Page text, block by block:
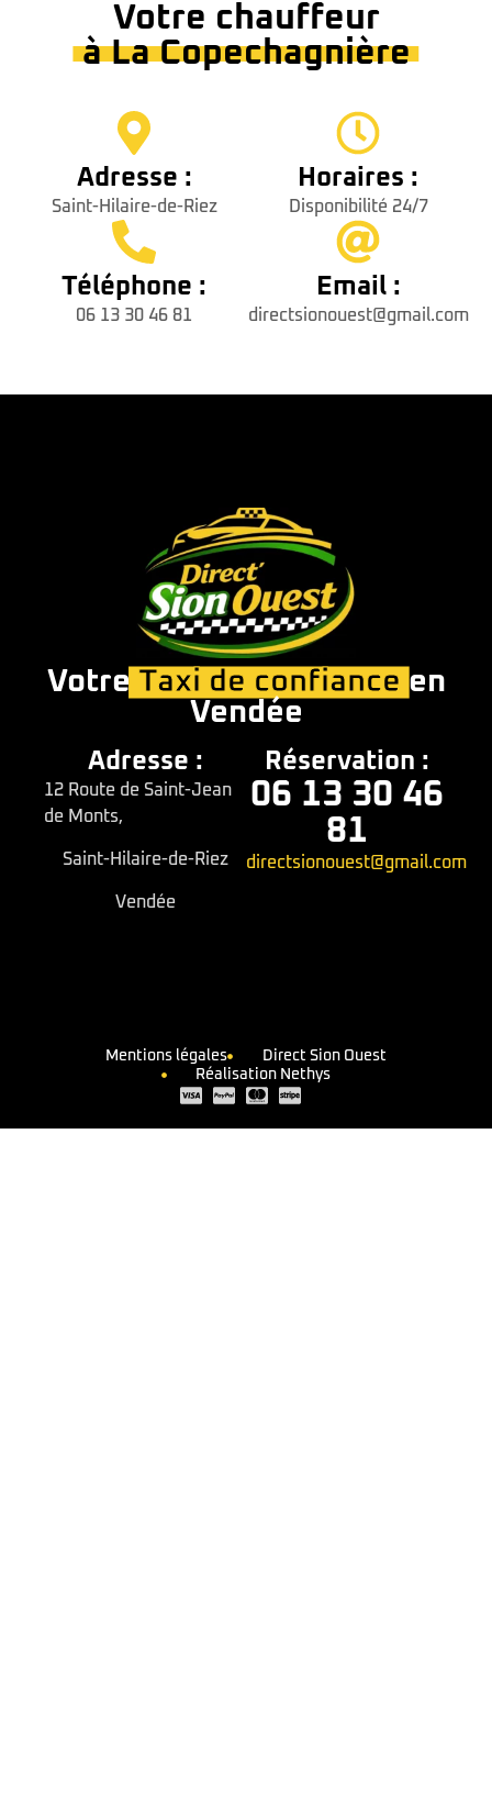
Votre chauffeur
à La Copechagnière
Adresse :
Saint-Hilaire-de-Riez
Horaires :
Disponibilité 24/7
Téléphone :
06 13 30 46 81
Email :
directsionouest@gmail.com
Votre Taxi de confiance en
Vendée
Adresse :
12 Route de Saint-Jean
de Monts,
Saint-Hilaire-de-Riez
Vendée
Réservation :
06 13 30 46
81
directsionouest@gmail.com
Mentions légales
Direct Sion Ouest
Réalisation Nethys